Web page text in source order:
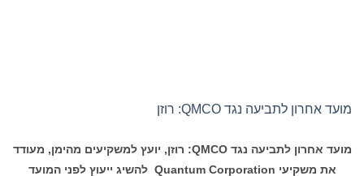
מועד אחרון לתביעה נגד QMCO: רוזן
מועד אחרון לתביעה נגדQMCO: רוזן, יועץ למשקיעים מהימן, מעודד
את משקיעי Quantum Corporation להשיג ייעוץ לפני המועד